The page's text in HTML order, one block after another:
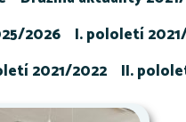
2026
I. pololetí
2021/2022
II.